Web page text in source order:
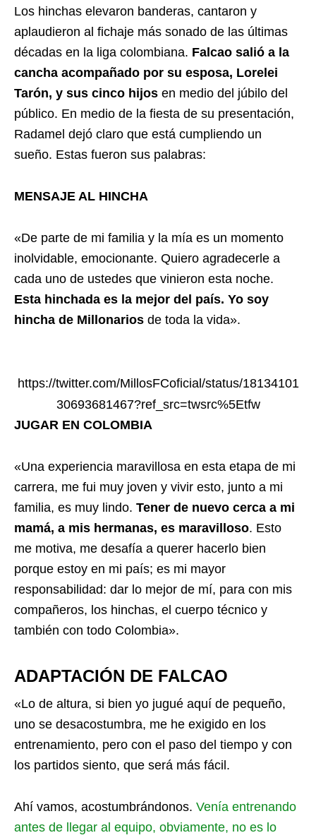
Los hinchas elevaron banderas, cantaron y
aplaudieron al fichaje más sonado de las últimas
décadas en la liga colombiana. Falcao salió a la
cancha acompañado por su esposa, Lorelei
Tarón, y sus cinco hijos en medio del júbilo del
público. En medio de la fiesta de su presentación,
Radamel dejó claro que está cumpliendo un
sueño. Estas fueron sus palabras:
MENSAJE AL HINCHA
«De parte de mi familia y la mía es un momento
inolvidable, emocionante. Quiero agradecerle a
cada uno de ustedes que vinieron esta noche.
Esta hinchada es la mejor del país. Yo soy
hincha de Millonarios de toda la vida».
https://twitter.com/MillosFCoficial/status/18134101
30693681467?ref_src=twsrc%5Etfw
JUGAR EN COLOMBIA
«Una experiencia maravillosa en esta etapa de mi
carrera, me fui muy joven y vivir esto, junto a mi
familia, es muy lindo. Tener de nuevo cerca a mi
mamá, a mis hermanas, es maravilloso. Esto
me motiva, me desafía a querer hacerlo bien
porque estoy en mi país; es mi mayor
responsabilidad: dar lo mejor de mí, para con mis
compañeros, los hinchas, el cuerpo técnico y
también con todo Colombia».
ADAPTACIÓN DE FALCAO
«Lo de altura, si bien yo jugué aquí de pequeño,
uno se desacostumbra, me he exigido en los
entrenamiento, pero con el paso del tiempo y con
los partidos siento, que será más fácil.
Ahí vamos, acostumbrándonos. Venía entrenando
antes de llegar al equipo, obviamente, no es lo